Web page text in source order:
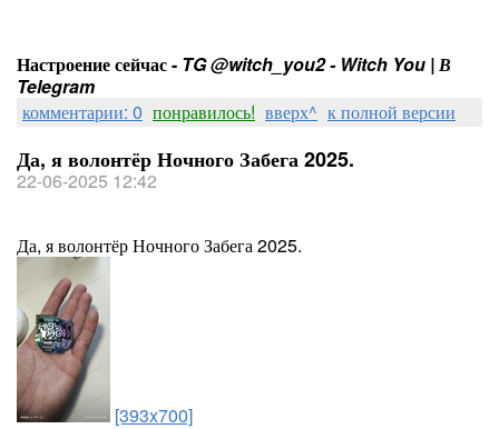
Настроение сейчас - TG @witch_you2 - Witch You | В
Telegram
комментарии: 0 понравилось! вверх^ к полной версии
Да, я волонтёр Ночного Забега 2025.
22-06-2025 12:42
Да, я волонтёр Ночного Забега 2025.
[393x700]